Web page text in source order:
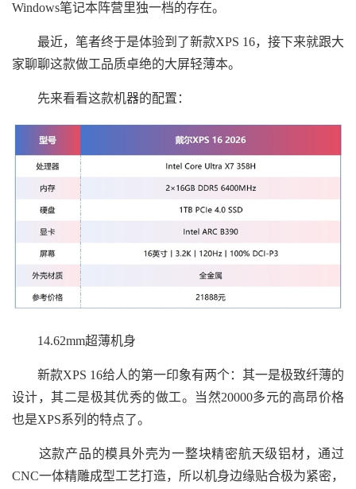
Windows笔记本阵营里独一档的存在。
最近，笔者终于是体验到了新款XPS 16，接下来就跟大
家聊聊这款做工品质卓绝的大屏轻薄本。
先来看看这款机器的配置：
14.62mm超薄机身
新款XPS 16给人的第一印象有两个：其一是极致纤薄的
设计，其二是极其优秀的做工。当然20000多元的高昂价格
也是XPS系列的特点了。
这款产品的模具外壳为一整块精密航天级铝材，通过
CNC一体精雕成型工艺打造，所以机身边缘贴合极为紧密，